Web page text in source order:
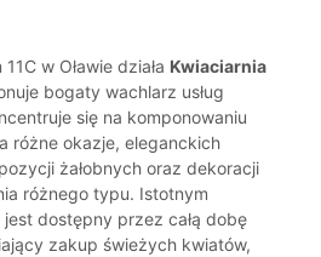
w Oławie działa Kwiaciarnia
bogaty wachlarz usług
się na komponowaniu
różne okazje, eleganckich
żałobnych oraz dekoracji
różnego typu. Istotnym
dostępny przez całą dobę
zakup świeżych kwiatów,